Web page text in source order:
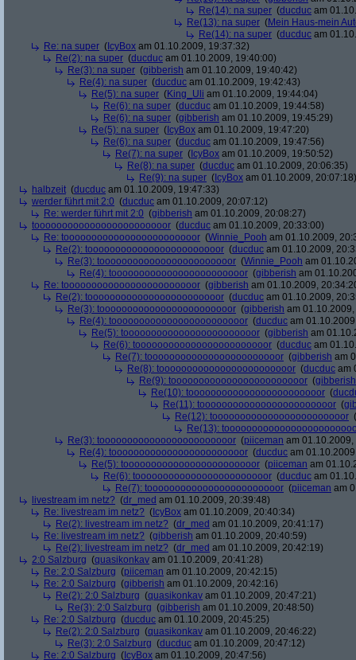
Re(14): na super (ducduc am
Re(13): na super (Mein Haus-mein
Re(14): na super (ducduc am
Re: na super ( IcyBox am 01.10.2009, 19:37:32)
Re(2): na super (ducduc am 01.10.2009, 19:40:00)
Re(3): na super (gibberish am 01.10.2009, 19:40:42)
Re(4): na super (ducduc am 01.10.2009, 19:42:43)
Re(5): na super (King_Uli am 01.10.2009, 19:44:04)
Re(6): na super (ducduc am 01.10.2009, 19:44:58)
Re(6): na super (gibberish am 01.10.2009, 19:45:29)
Re(5): na super ( IcyBox am 01.10.2009, 19:47:20)
Re(6): na super (ducduc am 01.10.2009, 19:47:56)
Re(7): na super ( IcyBox am 01.10.2009, 19:50:52)
Re(8): na super (ducduc am 01.10.2009, 20:06:35)
Re(9): na super ( IcyBox am 01.10.2009, 20:07:18)
halbzeit (ducduc am 01.10.2009, 19:47:33)
werder führt mit 2:0 (ducduc am 01.10.2009, 20:07:12)
Re: werder führt mit 2:0 (gibberish am 01.10.2009, 20:08:27)
toooooooooooooooooooooooor (ducduc am 01.10.2009, 20:33:00)
Re: toooooooooooooooooooooooor (Winnie_Pooh am 01.10.2009,
Re(2): toooooooooooooooooooooooor (ducduc am 01.10.2009,
Re(3): toooooooooooooooooooooooor (Winnie_Pooh am
Re(4): toooooooooooooooooooooooor (gibberish am
Re: toooooooooooooooooooooooor (gibberish am 01.10.2009,
Re(2): toooooooooooooooooooooooor (ducduc am 01.10.2009,
Re(3): toooooooooooooooooooooooor (gibberish am
Re(4): toooooooooooooooooooooooor (ducduc am
Re(5): toooooooooooooooooooooooor (gibberish am
Re(6): toooooooooooooooooooooooor (ducduc am
Re(7): toooooooooooooooooooooooor (gibberish am
Re(8): toooooooooooooooooooooooor (ducduc am
Re(9): toooooooooooooooooooooooor (gibberish
Re(10): toooooooooooooooooooooooor (
Re(11): toooooooooooooooooooooooor (
Re(12): toooooooooooooooooooooooor (
Re(13):
Re(3): toooooooooooooooooooooooor (piiceman am
Re(4): toooooooooooooooooooooooor (ducduc am
Re(5): toooooooooooooooooooooooor (piiceman am
Re(6): toooooooooooooooooooooooor (ducduc am
Re(7): toooooooooooooooooooooooor (piiceman am
livestream im netz? (dr_med am 01.10.2009, 20:39:48)
Re: livestream im netz? ( IcyBox am 01.10.2009, 20:40:34)
Re(2): livestream im netz? (dr_med am 01.10.2009, 20:41:17)
Re: livestream im netz? (gibberish am 01.10.2009, 20:40:59)
Re(2): livestream im netz? (dr_med am 01.10.2009, 20:42:19)
2:0 Salzburg (quasikonkav am 01.10.2009, 20:41:28)
Re: 2:0 Salzburg (piiceman am 01.10.2009, 20:42:15)
Re: 2:0 Salzburg (gibberish am 01.10.2009, 20:42:16)
Re(2): 2:0 Salzburg (quasikonkav am 01.10.2009, 20:47:21)
Re(3): 2:0 Salzburg (gibberish am 01.10.2009, 20:48:50)
Re: 2:0 Salzburg (ducduc am 01.10.2009, 20:45:25)
Re(2): 2:0 Salzburg (quasikonkav am 01.10.2009, 20:46:22)
Re(3): 2:0 Salzburg (ducduc am 01.10.2009, 20:47:12)
Re: 2:0 Salzburg ( IcyBox am 01.10.2009, 20:47:56)